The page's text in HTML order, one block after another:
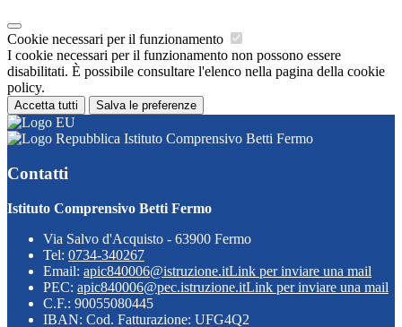
Cookie necessari per il funzionamento
I cookie necessari per il funzionamento non possono essere
disabilitati. È possibile consultare l'elenco nella pagina della cookie
policy.
Accetta tutti Salva le preferenze
Istituto Comprensivo Betti Fermo
Contatti
Istituto Comprensivo Betti Fermo
Via Salvo d'Acquisto - 63900 Fermo
Tel: 0734-340267
Email: apic840006@istruzione.itLink per inviare una mail
PEC: apic840006@pec.istruzione.itLink per inviare una mail
C.F.: 90055080445
IBAN: Cod. Fatturazione: UFG4Q2